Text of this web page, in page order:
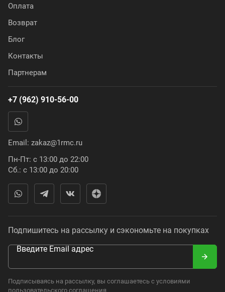
Оплата
Возврат
Блог
Контакты
Партнерам
+7 (962) 910-56-00
Email: zakaz@1rmc.ru
Пн-Пт: с 13:00 до 22:00
Сб.: с 13:00 до 20:00
Подпишитесь на рассылку и сэкономьте на покупках
Введите Email адрес
Подписываясь на рассылку, вы соглашаетесь с условиями
пользовательского соглашения